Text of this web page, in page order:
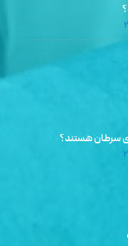
سرطان هستند؟